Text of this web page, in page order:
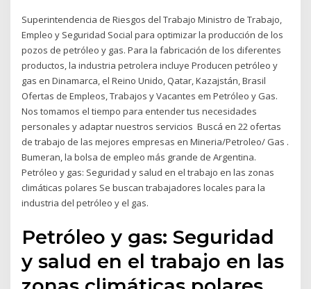
Superintendencia de Riesgos del Trabajo Ministro de Trabajo,
Empleo y Seguridad Social para optimizar la producción de los
pozos de petróleo y gas. Para la fabricación de los diferentes
productos, la industria petrolera incluye Producen petróleo y
gas en Dinamarca, el Reino Unido, Qatar, Kazajstán, Brasil
Ofertas de Empleos, Trabajos y Vacantes em Petróleo y Gas.
Nos tomamos el tiempo para entender tus necesidades
personales y adaptar nuestros servicios Buscá en 22 ofertas
de trabajo de las mejores empresas en Mineria/Petroleo/ Gas .
Bumeran, la bolsa de empleo más grande de Argentina.
Petróleo y gas: Seguridad y salud en el trabajo en las zonas
climáticas polares Se buscan trabajadores locales para la
industria del petróleo y el gas.
Petróleo y gas: Seguridad
y salud en el trabajo en las